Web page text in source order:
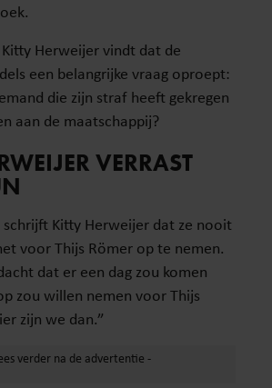
Herweijer vindt dat de
een belangrijke vraag oproept:
die zijn straf heeft gekregen
aan de maatschappij?
VERRAST
Kitty Herweijer dat ze nooit
voor Thijs Römer op te nemen.
dat er een dag zou komen
zou willen nemen voor Thijs
zijn we dan.”